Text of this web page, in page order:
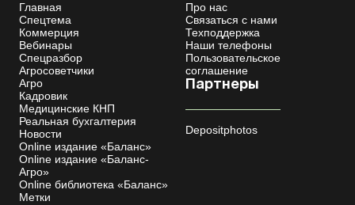
Главная
Спецтема
Коммерция
Вебинары
Спецразбор
Агросоветчики
Агро
Кадровик
Медицинские КНП
Реальная бухгалтерия
Новости
Online издание «Баланс»
Online издание «Баланс-
Агро»
Online библиотека «Баланс»
Метки
Про нас
Связаться с нами
Техподдержка
Наши телефоны
Пользовательское
соглашение
Партнеры
Depositphotos